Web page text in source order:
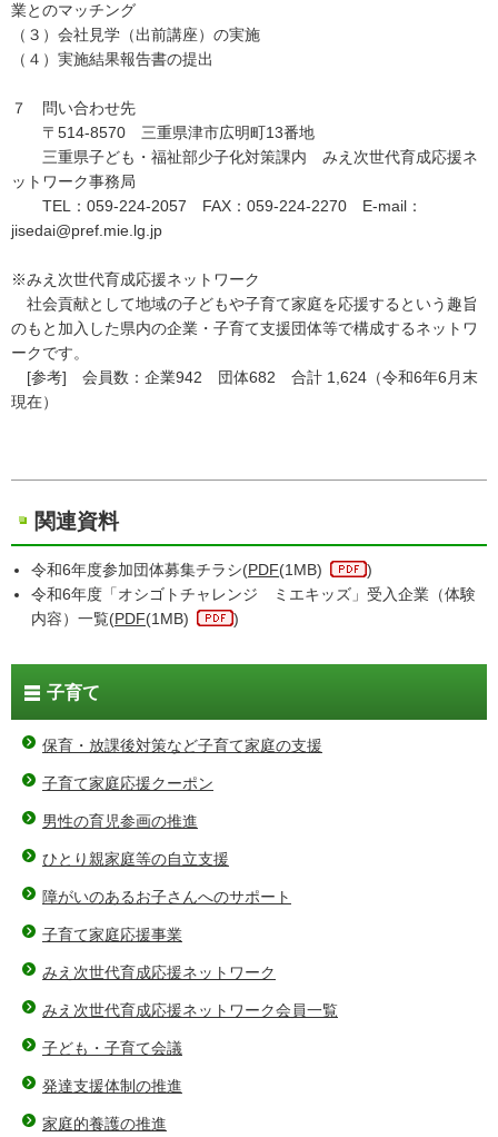
業とのマッチング
（３）会社見学（出前講座）の実施
（４）実施結果報告書の提出
７ 問い合わせ先
〒514-8570 三重県津市広明町13番地
三重県子ども・福祉部少子化対策課内 みえ次世代育成応援ネ
ットワーク事務局
TEL：059-224-2057 FAX：059-224-2270 E-mail：
jisedai@pref.mie.lg.jp
※みえ次世代育成応援ネットワーク
社会貢献として地域の子どもや子育て家庭を応援するという趣旨
のもと加入した県内の企業・子育て支援団体等で構成するネットワ
ークです。
[参考] 会員数：企業942 団体682 合計 1,624（令和6年6月末
現在）
関連資料
令和6年度参加団体募集チラシ(PDF(1MB)
)
令和6年度「オシゴトチャレンジ ミエキッズ」受入企業（体験
内容）一覧(PDF(1MB) )
子育て
保育・放課後対策など子育て家庭の支援
子育て家庭応援クーポン
男性の育児参画の推進
ひとり親家庭等の自立支援
障がいのあるお子さんへのサポート
子育て家庭応援事業
みえ次世代育成応援ネットワーク
みえ次世代育成応援ネットワーク会員一覧
子ども・子育て会議
発達支援体制の推進
家庭的養護の推進